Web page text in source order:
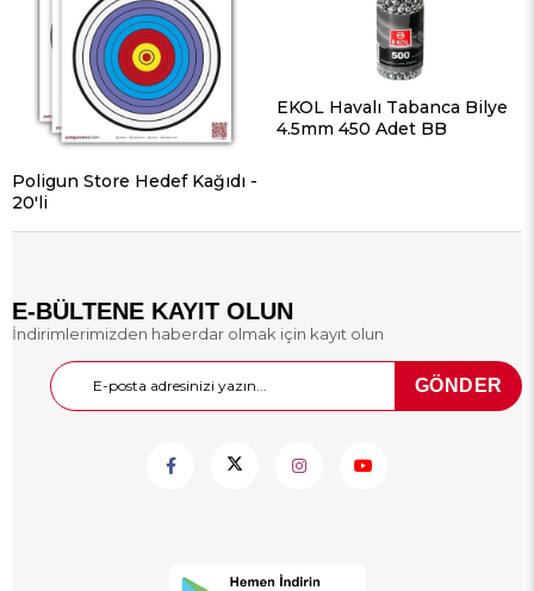
Poligun Store Hedef Kağıdı -
20'li
EKOL Havalı Tabanca Bilye
4.5mm 450 Adet BB
E-BÜLTENE KAYIT OLUN
İndirimlerimizden haberdar olmak için kayıt olun
GÖNDER